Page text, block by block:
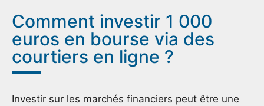
Comment investir 1 000
euros en bourse via des
courtiers en ligne ?
Investir sur les marchés financiers peut être une